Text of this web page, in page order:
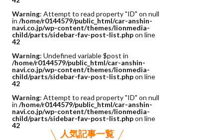
Warning: Attempt to read property "ID" on null
in /home/r0144579/public_html/car-anshin-
navi.co.jp/wp-content/themes/lionmedia-
child/parts/sidebar-fav-post-list.phpon line
42
Warning: Undefined variable $post in
/home/r0144579/public_html/car-anshin-
navi.co.jp/wp-content/themes/lionmedia-
child/parts/sidebar-fav-post-list.phpon line
42
Warning: Attempt to read property "ID" on null
in /home/r0144579/public_html/car-anshin-
navi.co.jp/wp-content/themes/lionmedia-
child/parts/sidebar-fav-post-list.phpon line
42
人気記事一覧